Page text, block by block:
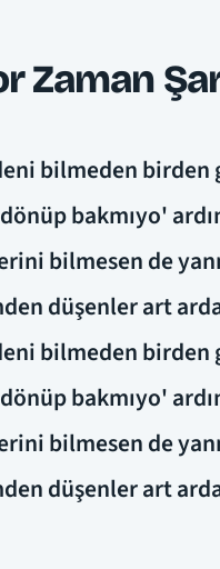
Zaman
bilmeden birden
bakmıyo'
bilmesen de
düşenler art
bilmeden birden
bakmıyo'
bilmesen de
düşenler art